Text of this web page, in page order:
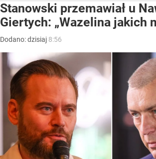
Stanowski przemawiał u
Giertych: „Wazelina jakich
Dodano:dzisiaj 8:56